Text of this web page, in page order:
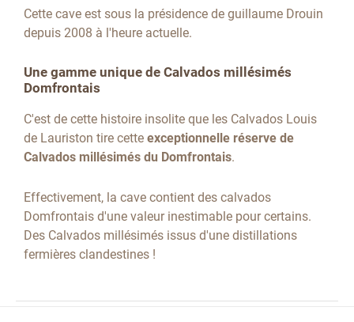
Cette cave est sous la présidence de guillaume Drouin
depuis 2008 à l'heure actuelle.
Une gamme unique de Calvados millésimés
Domfrontais
C'est de cette histoire insolite que les Calvados Louis
de Lauriston tire cette exceptionnelle réserve de
Calvados millésimés du Domfrontais.
Effectivement, la cave contient des calvados
Domfrontais d'une valeur inestimable pour certains.
Des Calvados millésimés issus d'une distillations
fermières clandestines !